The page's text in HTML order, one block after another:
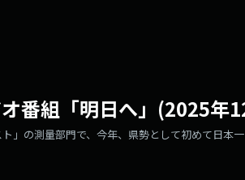
番組「明日へ」(2025年
ト」の測量部門で、今年、県勢として初めて日本